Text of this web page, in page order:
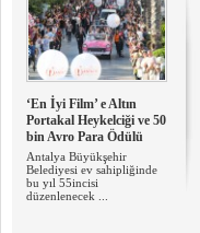
‘En İyi Film’ e Altın
Portakal Heykelciği ve 50
bin Avro Para Ödülü
Antalya Büyükşehir
Belediyesi ev sahipliğinde
bu yıl 55incisi
düzenlenecek ...